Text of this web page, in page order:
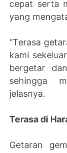
cepat serta
yang
"Terasa
kami
bergetar
sehingga
jelasnya.
Terasa di
Getaran